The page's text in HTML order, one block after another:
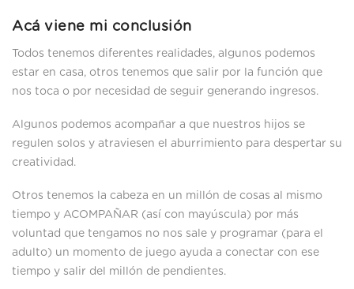
Acá viene mi conclusión
Todos tenemos diferentes realidades, algunos podemos
estar en casa, otros tenemos que salir por la función que
nos toca o por necesidad de seguir generando ingresos.
Algunos podemos acompañar a que nuestros hijos se
regulen solos y atraviesen el aburrimiento para despertar su
creatividad.
Otros tenemos la cabeza en un millón de cosas al mismo
tiempo y ACOMPAÑAR (así con mayúscula) por más
voluntad que tengamos no nos sale y programar (para el
adulto) un momento de juego ayuda a conectar con ese
tiempo y salir del millón de pendientes.